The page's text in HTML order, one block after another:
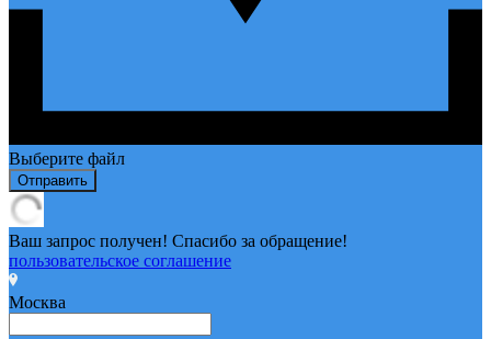
Выберите файл
Отправить
Ваш запрос получен! Спасибо за обращение!
пользовательское соглашение
Москва